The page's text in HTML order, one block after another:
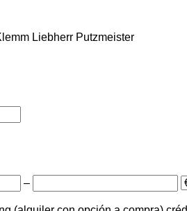
Liebherr Putzmeister
–